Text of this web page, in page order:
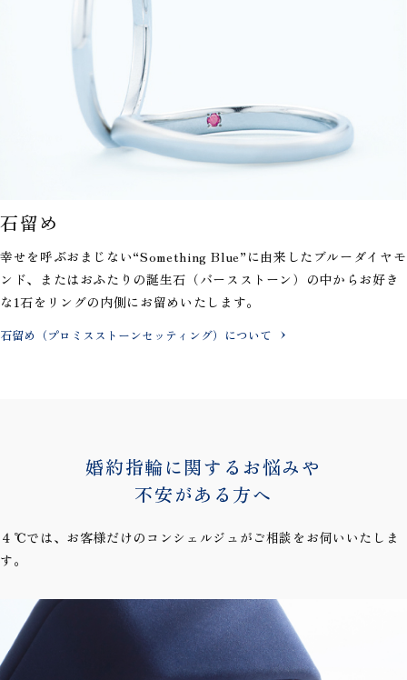
石留め
幸せを呼ぶおまじない“Something Blue”に由来したブルーダイヤモ
ンド、またはおふたりの誕生石（バースストーン）の中からお好き
な1石をリングの内側にお留めいたします。
石留め（プロミスストーンセッティング）について
婚約指輪に関するお悩みや
不安がある方へ
４℃では、お客様だけのコンシェルジュがご相談をお伺いいたしま
す。